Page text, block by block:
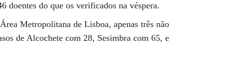
doentes do que os verificados na véspera.
Metropolitana de Lisboa, apenas três não
de Alcochete com 28, Sesimbra com 65, e